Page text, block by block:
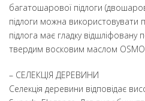
багатошарової підлоги
підлоги можна використовувати
підлога має гладку
твердим восковим маслом OSMO.
– СЕЛЕКЦІЯ ДЕРЕВИНИ
Селекція деревини відповідає